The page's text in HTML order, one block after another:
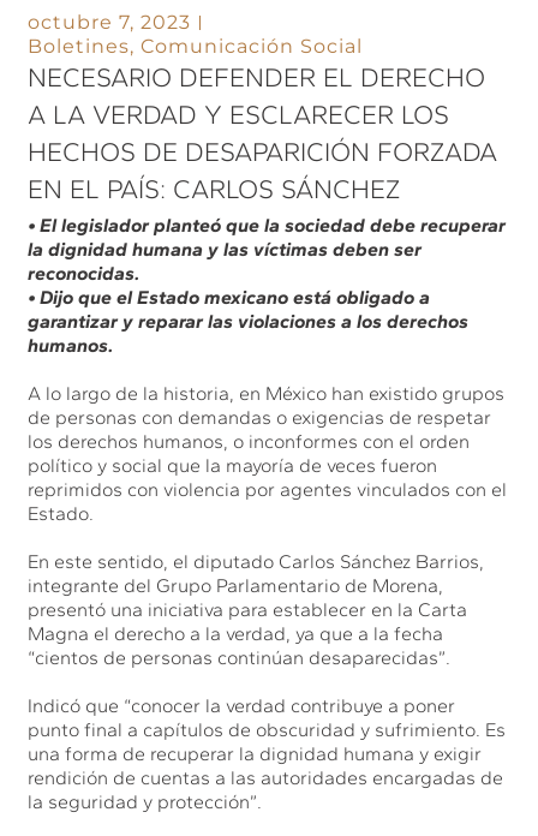
octubre 7, 2023
Boletines,Comunicación Social
NECESARIO DEFENDER EL DERECHO
A LA VERDAD Y ESCLARECER LOS
HECHOS DE DESAPARICIÓN FORZADA
EN EL PAÍS: CARLOS SÁNCHEZ
• El legislador planteó que la sociedad debe recuperar
la dignidad humana y las víctimas deben ser
reconocidas.
• Dijo que el Estado mexicano está obligado a
garantizar y reparar las violaciones a los derechos
humanos.
A lo largo de la historia, en México han existido grupos
de personas con demandas o exigencias de respetar
los derechos humanos, o inconformes con el orden
político y social que la mayoría de veces fueron
reprimidos con violencia por agentes vinculados con el
Estado.
En este sentido, el diputado Carlos Sánchez Barrios,
integrante del Grupo Parlamentario de Morena,
presentó una iniciativa para establecer en la Carta
Magna el derecho a la verdad, ya que a la fecha
“cientos de personas continúan desaparecidas”.
Indicó que “conocer la verdad contribuye a poner
punto final a capítulos de obscuridad y sufrimiento. Es
una forma de recuperar la dignidad humana y exigir
rendición de cuentas a las autoridades encargadas de
la seguridad y protección”.